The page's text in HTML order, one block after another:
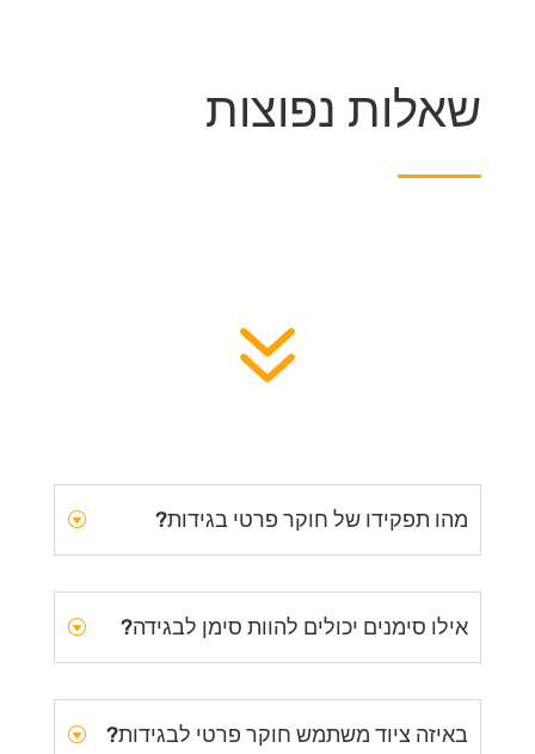
שאלות נפוצות
7
מהו תפקידו של חוקר פרטי בגידות?
אילו סימנים יכולים להוות סימן לבגידה?
באיזה ציוד משתמש חוקר פרטי לבגידות?